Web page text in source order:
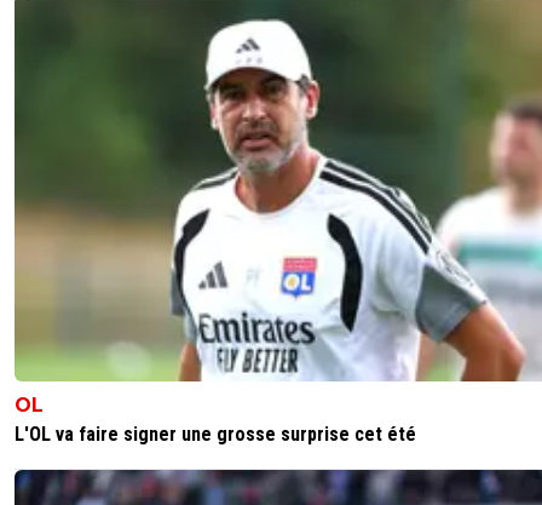
OL
L'OL va faire signer une grosse surprise cet été